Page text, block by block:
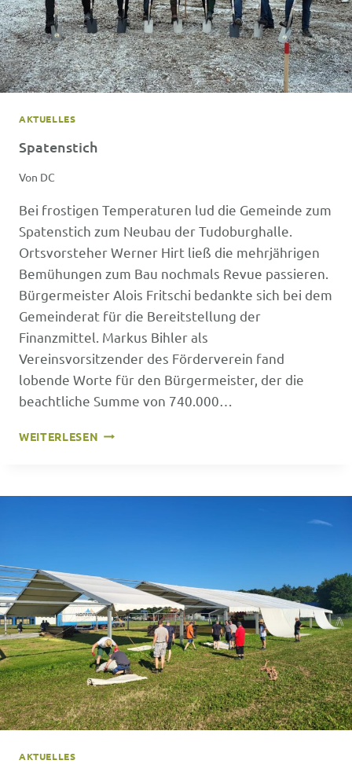
AKTUELLES
Spatenstich
Von DC
Bei frostigen Temperaturen lud die Gemeinde zum
Spatenstich zum Neubau der Tudoburghalle.
Ortsvorsteher Werner Hirt ließ die mehrjährigen
Bemühungen zum Bau nochmals Revue passieren.
Bürgermeister Alois Fritschi bedankte sich bei dem
Gemeinderat für die Bereitstellung der
Finanzmittel. Markus Bihler als
Vereinsvorsitzender des Förderverein fand
lobende Worte für den Bürgermeister, der die
beachtliche Summe von 740.000…
WEITERLESEN SPATENSTICH
AKTUELLES